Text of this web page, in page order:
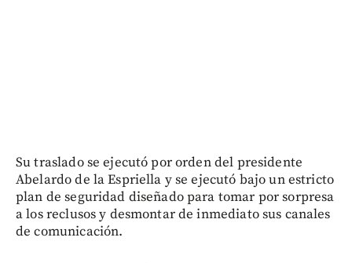
Su traslado se ejecutó por orden del presidente
Abelardo de la Espriella y se ejecutó bajo un estricto
plan de seguridad diseñado para tomar por sorpresa
a los reclusos y desmontar de inmediato sus canales
de comunicación.